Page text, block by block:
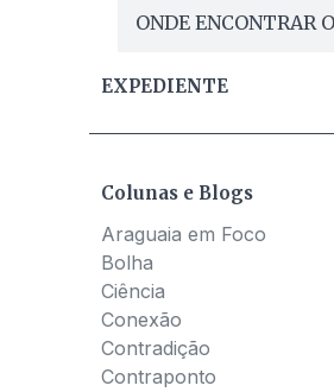
ONDE ENCONTRAR
EXPEDIENTE
Colunas e Blogs
Araguaia em Foco
Bolha
Ciência
Conexão
Contradição
Contraponto